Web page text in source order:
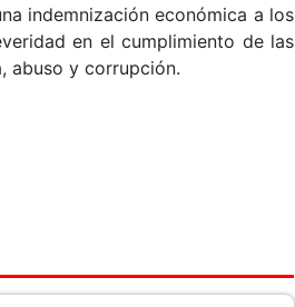
indemnización económica a los
en el cumplimiento de las
abuso y corrupción.